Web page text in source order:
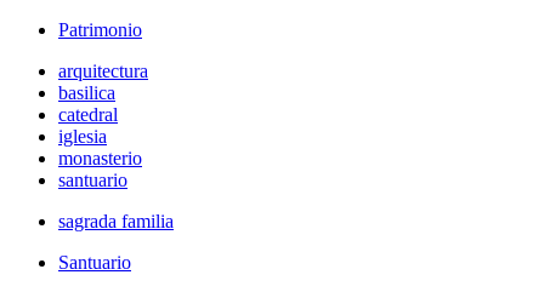
Patrimonio
arquitectura
basilica
catedral
iglesia
monasterio
santuario
sagrada familia
Santuario